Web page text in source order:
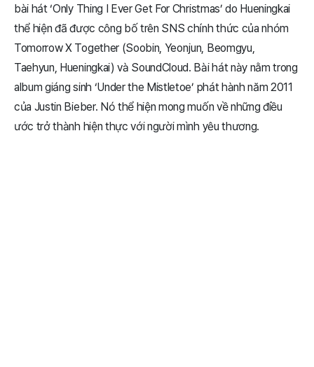
bài hát ‘Only Thing I Ever Get For Christmas’ do Hueningkai
thể hiện đã được công bố trên SNS chính thức của nhóm
Tomorrow X Together (Soobin, Yeonjun, Beomgyu,
Taehyun, Hueningkai) và SoundCloud. Bài hát này nằm trong
album giáng sinh ‘Under the Mistletoe’ phát hành năm 2011
của Justin Bieber. Nó thể hiện mong muốn về những điều
ước trở thành hiện thực với người mình yêu thương.